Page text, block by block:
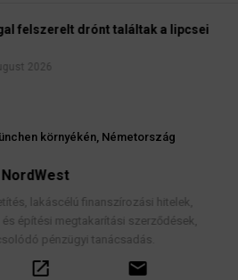
felszerelt drónt találtak a lipcsei
2026
környékén, Németország
lakáscélú finanszírozási hitelek,
és építési megtakarítási szerződések,
pénzügyi tanácsadás.
open_in_new email